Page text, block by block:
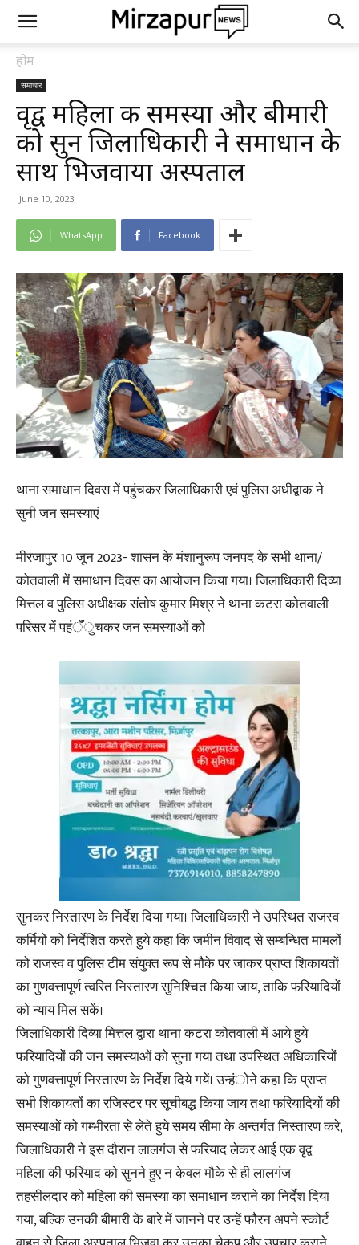
होम
समाचार
वृद्व महिला की समस्या और बीमारी
को सुन जिलाधिकारी ने समाधान के
साथ भिजवाया अस्पताल
June 10, 2023
WhatsApp Facebook
थाना समाधान दिवस में पहुंचकर जिलाधिकारी एवं पुलिस अधीद्वाक ने
सुनी जन समस्याएं
मीरजापुर 10 जून 2023- शासन के मंशानुरूप जनपद के सभी थाना/
कोतवाली में समाधान दिवस का आयोजन किया गया। जिलाधिकारी दिव्या
मित्तल व पुलिस अधीक्षक संतोष कुमार मिश्र ने थाना कटरा कोतवाली
परिसर में पहंॅंुचकर जन समस्याओं को
सुनकर निस्तारण के निर्देश दिया गया। जिलाधिकारी ने उपस्थित राजस्व
कर्मियों को निर्देशित करते हुये कहा कि जमीन विवाद से सम्बन्धित मामलों
को राजस्व व पुलिस टीम संयुक्त रूप से मौके पर जाकर प्राप्त शिकायतों
का गुणवत्तापूर्ण त्वरित निस्तारण सुनिश्चित किया जाय, ताकि फरियादियों
को न्याय मिल सकें।
जिलाधिकारी दिव्या मित्तल द्वारा थाना कटरा कोतवाली में आये हुये
फरियादियों की जन समस्याओं को सुना गया तथा उपस्थित अधिकारियों
को गुणवत्तापूर्ण निस्तारण के निर्देश दिये गयें। उन्हंोने कहा कि प्राप्त
सभी शिकायतों का रजिस्टर पर सूचीबद्ध किया जाय तथा फरियादियों की
समस्याओं को गम्भीरता से लेते हुये समय सीमा के अन्तर्गत निस्तारण करे,
जिलाधिकारी ने इस दौरान लालगंज से फरियाद लेकर आई एक वृद्व
महिला की फरियाद को सुनने हुए न केवल मौके से ही लालगंज
तहसीलदार को महिला की समस्या का समाधान कराने का निर्देश दिया
गया, बल्कि उनकी बीमारी के बारे में जानने पर उन्हें फौरन अपने स्कोर्ट